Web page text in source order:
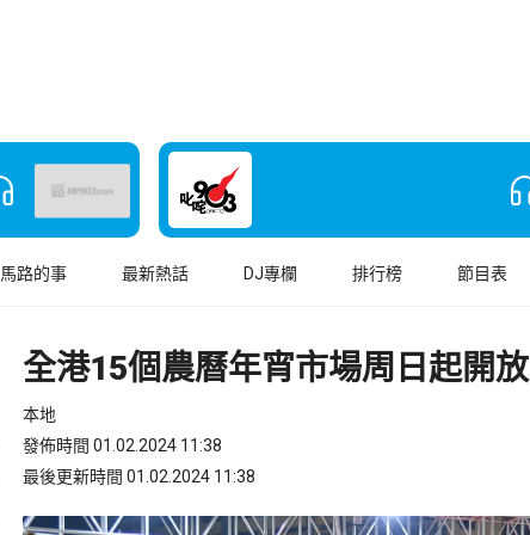
馬路的事 最新熱話 DJ專欄 排行榜 節目表
全港15個農曆年宵市場周日起開放
本地
發佈時間 01.02.2024 11:38
最後更新時間 01.02.2024 11:38